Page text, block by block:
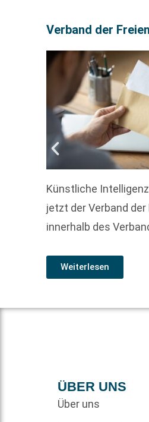
Verband der
Künstliche
jetzt der Verband
innerhalb des
Weiterlesen
ÜBER UNS
Über uns